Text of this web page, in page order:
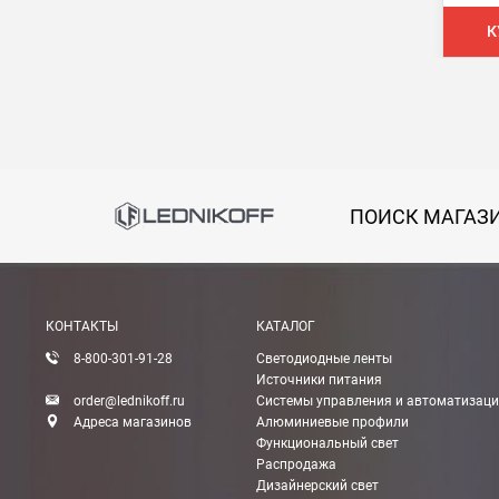
В Санкт-Петербурге
Мы можем доставить ваши заказы сервисом
Транспортные компании
Мы можем отправить ваш заказ транспортной
ПОИСК
КОНТАКТЫ
8-800-301-91-28
order@lednikoff.ru
Адреса магазинов
КАТАЛОГ
Светодиодные ленты
Источники питания
Системы управления и
Алюминиевые профили
Функциональный свет
Распродажа
Дизайнерский свет